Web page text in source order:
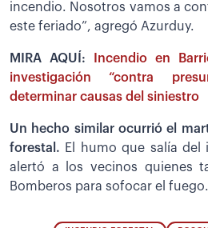
incendio. Nosotros vamos a
este feriado”, agregó Azurduy.
MIRA AQUÍ:
Incendio en
investigación “contra
determinar causas del siniestro
Un hecho similar ocurrió el
forestal. El humo que salía del
alertó a los vecinos quienes
Bomberos para sofocar el fuego.